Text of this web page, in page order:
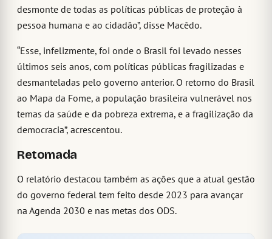
desmonte de todas as políticas públicas de proteção à
pessoa humana e ao cidadão”, disse Macêdo.
“Esse, infelizmente, foi onde o Brasil foi levado nesses
últimos seis anos, com políticas públicas fragilizadas e
desmanteladas pelo governo anterior. O retorno do Brasil
ao Mapa da Fome, a população brasileira vulnerável nos
temas da saúde e da pobreza extrema, e a fragilização da
democracia”, acrescentou.
Retomada
O relatório destacou também as ações que a atual gestão
do governo federal tem feito desde 2023 para avançar
na Agenda 2030 e nas metas dos ODS.